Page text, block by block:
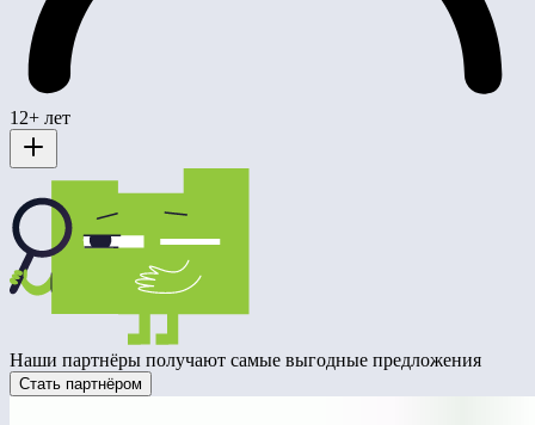
12+ лет
Наши партнёры получают самые выгодные предложения
Стать партнёром